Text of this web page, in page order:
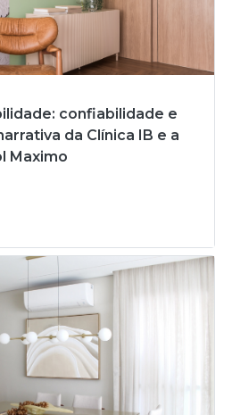
confiabilidade e
da Clínica IB e a
Maximo